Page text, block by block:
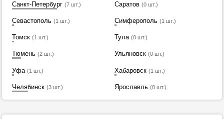
Санкт-Петербург (7 шт.) Саратов (0 шт.)
Севастополь (1 шт.) Симферополь (1 шт.)
Томск (1 шт.) Тула (0 шт.)
Тюмень (2 шт.) Ульяновск (0 шт.)
Уфа (1 шт.) Хабаровск (1 шт.)
Челябинск (3 шт.) Ярославль (0 шт.)